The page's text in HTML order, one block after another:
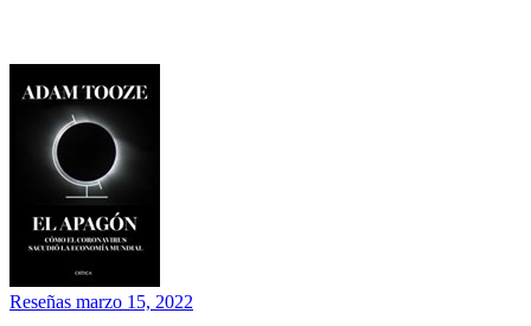
Reseñas marzo 15, 2022